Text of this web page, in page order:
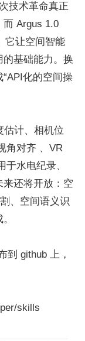
技术革命真正
而 Argus 1.0
它让空间智能
基础能力。换
化的空间操
估计、相机位
角对齐 、VR
水电纪录、
还将开放：空
、空间语义识
到 github 上，
skills